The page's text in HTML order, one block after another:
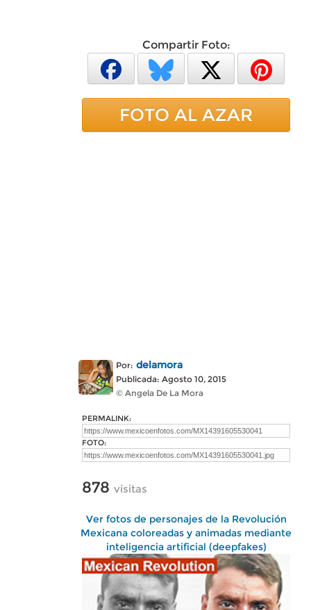
Compartir Foto:
FOTO AL AZAR
Por: delamora
Publicada: Agosto 10, 2015
© Angela De La Mora
PERMALINK:
FOTO:
878 visitas
Ver fotos de personajes de la Revolución
Mexicana coloreadas y animadas mediante
inteligencia artificial (deepfakes)